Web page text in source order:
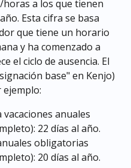
a los que tienen
Esta cifra se basa
que tiene un horario
y ha comenzado a
el ciclo de ausencia. El
base" en Kenjo)
ejemplo:
anuales
22 días al año.
obligatorias
20 días al año.​